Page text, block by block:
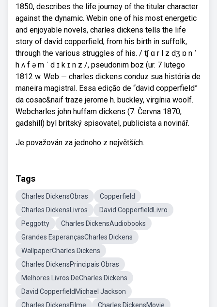
1850, describes the life journey of the titular character
against the dynamic. Webin one of his most energetic
and enjoyable novels, charles dickens tells the life
story of david copperfield, from his birth in suffolk,
through the various struggles of his. / tʃ ɑ r l z dʒ ɒ n ˈ
h ʌ f ə m ˈ d ɪ k ɪ n z /, pseudonim boz (ur. 7 lutego
1812 w. Web — charles dickens conduz sua história de
maneira magistral. Essa edição de “david copperfield”
da cosac&naif traze jerome h. buckley, virgínia woolf.
Webcharles john huffam dickens (7. Června 1870,
gadshill) byl britský spisovatel, publicista a novinář.
Je považován za jednoho z největších.
Tags
Charles DickensObras
Copperfield
Charles DickensLivros
David CopperfieldLivro
Peggotty
Charles DickensAudiobooks
Grandes EsperançasCharles Dickens
WallpaperCharles Dickens
Charles DickensPrincipais Obras
Melhores Livros DeCharles Dickens
David CopperfieldMichael Jackson
Charles DickensFilme
Charles DickensMovie